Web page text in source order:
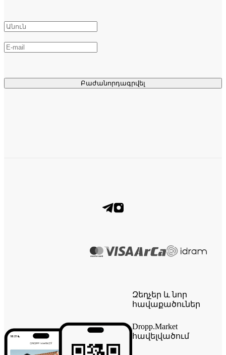
Բաժանորդագրվել
Զեղչեր և նոր
հավաքածուներ
Dropp.Market
հավելվածում